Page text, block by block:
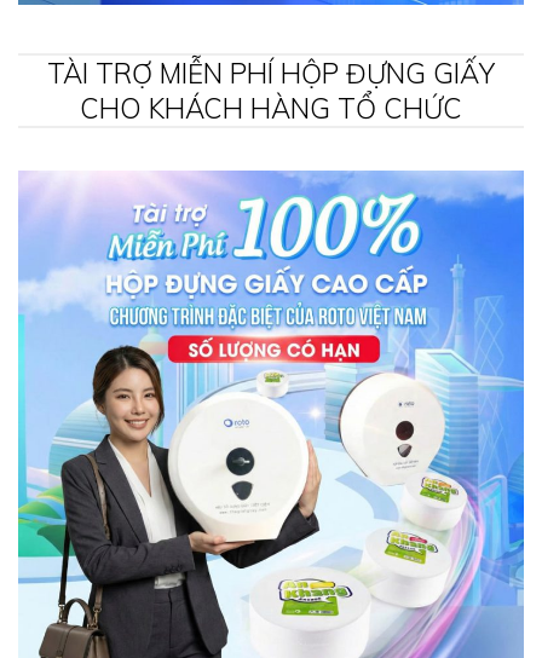
TÀI TRỢ MIỄN PHÍ HỘP ĐỰNG GIẤY
CHO KHÁCH HÀNG TỔ CHỨC